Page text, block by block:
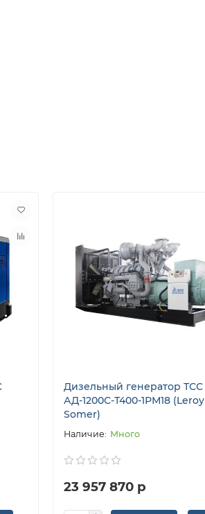
Дизельный генератор ТСС
АД-1200С-Т400-1РМ18 (Leroy
Somer)
Много
23 957 870 р